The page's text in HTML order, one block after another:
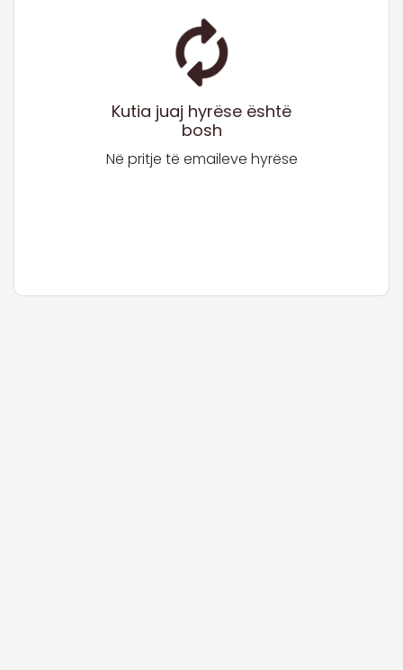
Kutia juaj hyrëse është
bosh
Në pritje të emaileve hyrëse